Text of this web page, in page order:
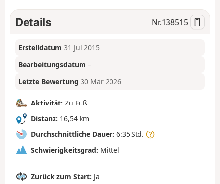
Details Nr.138515
Erstelldatum 31 Jul 2015
Bearbeitungsdatum –
Letzte Bewertung 30 Mär 2026
Aktivität: Zu Fuß
Distanz: 16,54 km
Durchschnittliche Dauer: 6:35 Std.
Schwierigkeitsgrad: Mittel
Zurück zum Start: Ja